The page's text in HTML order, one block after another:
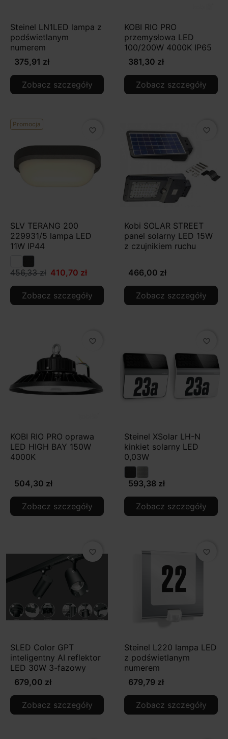
Steinel LN1LED lampa z
podświetlanym
numerem
375,91 zł
Zobacz szczegóły
KOBI RIO PRO
przemysłowa LED
100/200W 4000K IP65
381,30 zł
Zobacz szczegóły
Promocja
favorite_border
SLV TERANG 200
229931/5 lampa LED
11W IP44
456,33 zł 410,70 zł
Zobacz szczegóły
favorite_border
Kobi SOLAR STREET
panel solarny LED 15W
z czujnikiem ruchu
466,00 zł
Zobacz szczegóły
favorite_border
KOBI RIO PRO oprawa
LED HIGH BAY 150W
4000K
504,30 zł
Zobacz szczegóły
favorite_border
Steinel XSolar LH-N
kinkiet solarny LED
0,03W
593,38 zł
Zobacz szczegóły
favorite_border
SLED Color GPT
inteligentny AI reflektor
LED 30W 3-fazowy
679,00 zł
Zobacz szczegóły
favorite_border
Steinel L220 lampa LED
z podświetlanym
numerem
679,79 zł
Zobacz szczegóły